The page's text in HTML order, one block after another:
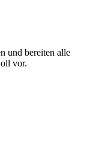
und bereiten alle
vor.